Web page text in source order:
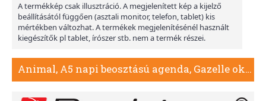
A termékkép csak illusztráció. A megjelenített kép a kijelző
beállításától függően (asztali monitor, telefon, tablet) kis
mértékben változhat. A termékek megjelenítésénél használt
kiegészítők pl tablet, írószer stb. nem a termék részei.
Animal, A5 napi beosztású agenda, Gazelle okker